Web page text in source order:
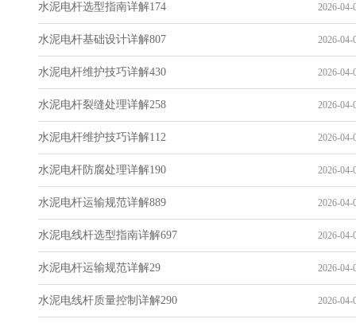
水泥电杆选型指南详解174 2026-04-
水泥电杆基础设计详解807 2026-04-
水泥电杆维护技巧详解430 2026-04-
水泥电杆裂缝处理详解258 2026-04-
水泥电杆维护技巧详解112 2026-04-
水泥电杆防腐处理详解190 2026-04-
水泥电杆运输规范详解889 2026-04-
水泥电线杆选型指南详解697 2026-04-
水泥电杆运输规范详解29 2026-04-
水泥电线杆质量控制详解290 2026-04-